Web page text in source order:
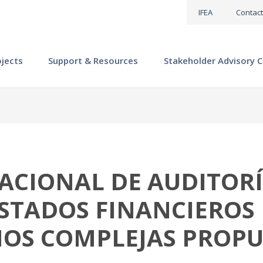
IFEA Contact
Support & Resources Stakeholder Advisory
DE
FINANCIEROS
COMPLEJAS